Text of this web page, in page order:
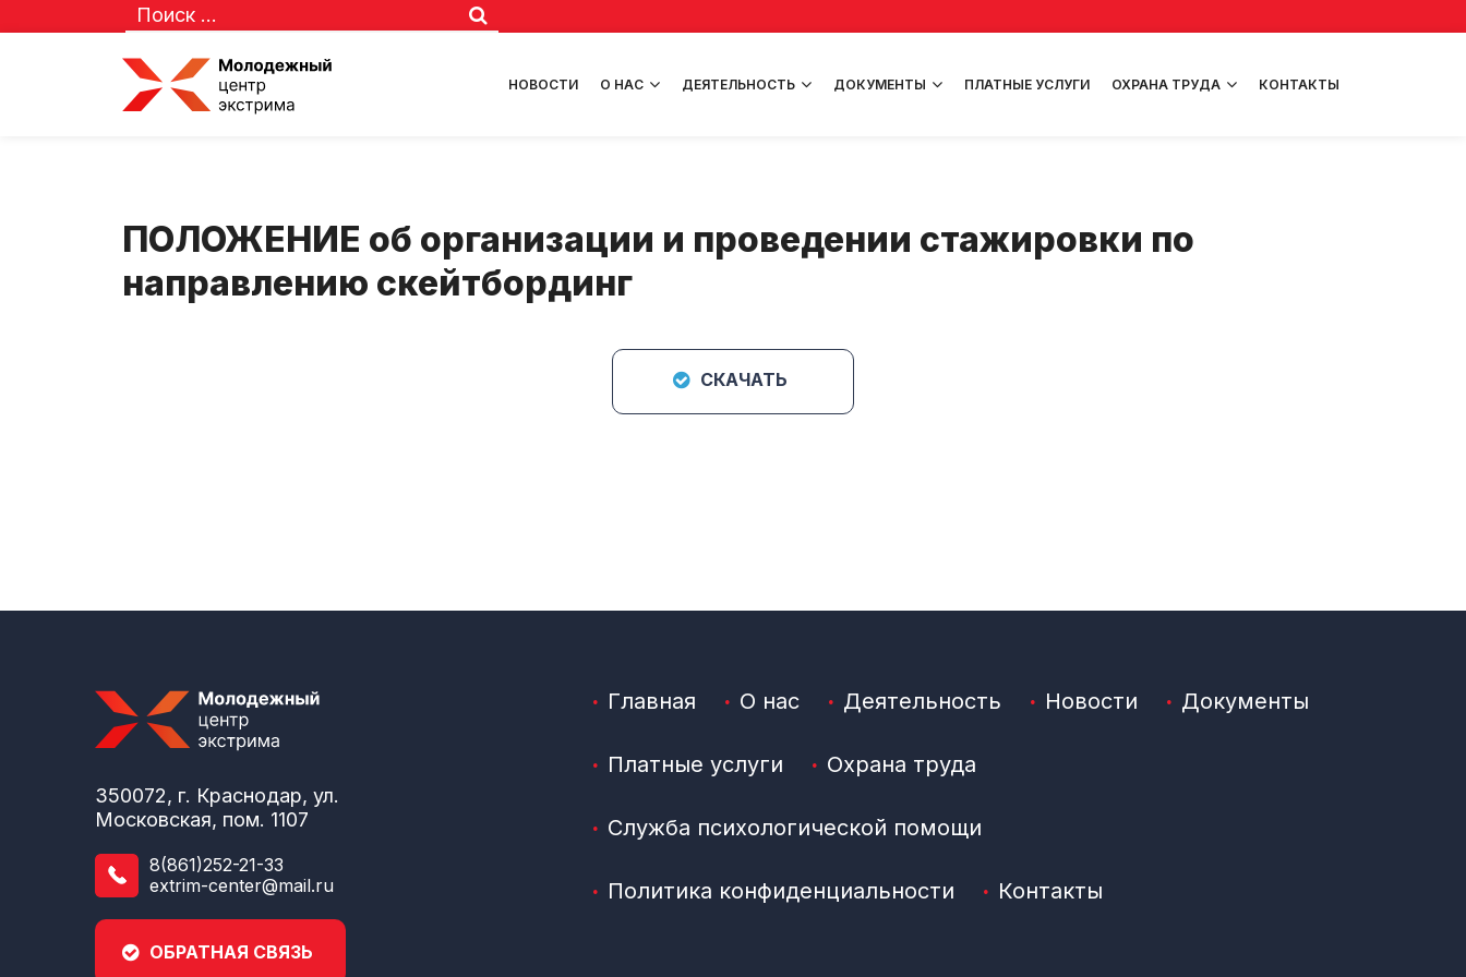
НОВОСТИ О НАС ДЕЯТЕЛЬНОСТЬ ДОКУМЕНТЫ ПЛАТНЫЕ УСЛУГИ ОХРАНА ТРУДА КОНТАКТЫ
ПОЛОЖЕНИЕ об организации и проведении стажировки по
направлению скейтбординг
СКАЧАТЬ
350072, г. Краснодар, ул.
Московская, пом. 1107
8(861)252-21-33
extrim-center@mail.ru
ОБРАТНАЯ СВЯЗЬ
Главная О нас Деятельность Новости Документы
Платные услуги Охрана труда
Служба психологической помощи
Политика конфиденциальности Контакты